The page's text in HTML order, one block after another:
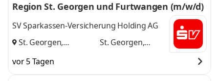
Region St. Georgen und Furtwangen (m/w/d)
SV Sparkassen-Versicherung Holding AG
St. Georgen,
St. Georgen,
vor 5 Tagen